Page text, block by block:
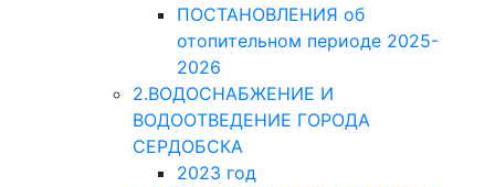
ПОСТАНОВЛЕНИЯ об
отопительном периоде 2025-
2026
2.ВОДОСНАБЖЕНИЕ И
ВОДООТВЕДЕНИЕ ГОРОДА
СЕРДОБСКА
2023 год